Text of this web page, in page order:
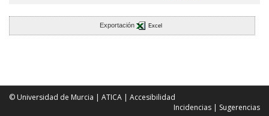
Exportación Excel
© Universidad de Murcia | ATICA | Accesibilidad
Incidencias | Sugerencias